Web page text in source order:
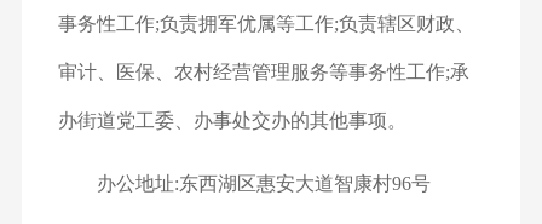
事务性工作;负责拥军优属等工作;负责辖区财政、
审计、医保、农村经营管理服务等事务性工作;承
办街道党工委、办事处交办的其他事项。
办公地址:东西湖区惠安大道智康村96号